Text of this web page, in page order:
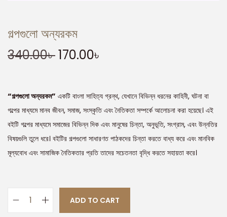
গল্পগুলো অন্যরকম
340.00৳170.00৳
“গল্পগুলো অন্যরকম” একটি বাংলা সাহিত্য গ্রন্থ, যেখানে বিভিন্ন ধরনের কাহিনী, ঘটনা বা
গল্পের মাধ্যমে মানব জীবন, সমাজ, সংস্কৃতি এবং নৈতিকতা সম্পর্কে আলোচনা করা হয়েছে। এই
বইটি গল্পের মাধ্যমে সমাজের বিভিন্ন দিক এবং মানুষের চিন্তা, অনুভূতি, সংগ্রাম, এবং উন্নতির
বিষয়গুলি তুলে ধরে। বইটির গল্পগুলো সাধারণত পাঠকদের চিন্তা করতে বাধ্য করে এবং মানবিক
মূল্যবোধ এবং সামাজিক নৈতিকতার প্রতি তাদের সচেতনতা বৃদ্ধি করতে সহায়তা করে।
ADD TO CART